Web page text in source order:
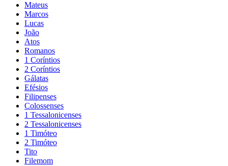
Mateus
Marcos
Lucas
João
Atos
Romanos
1 Coríntios
2 Coríntios
Gálatas
Efésios
Filipenses
Colossenses
1 Tessalonicenses
2 Tessalonicenses
1 Timóteo
2 Timóteo
Tito
Filemom